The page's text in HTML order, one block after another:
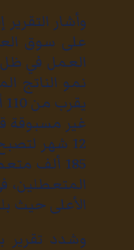
وأشار
على سوق
العمل في ظل
نمو الناتج
غير مسبوقة
185 ألف
الأعلى حيث بلغت مع
وشدد تقرير